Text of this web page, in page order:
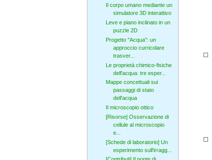
Il corpo umano mediante un
simulatore 3D interattivo
Leve e piano inclinato in un
puzzle 2D
Progetto "Acqua": un
approccio curricolare
trasver...
Le proprietà chimico-fisiche
dell'acqua: tre esper...
Mappe concettuali sui
passaggi di stato
dell'acqua
Il microscopio ottico
[Risorse] Osservazione di
cellule al microscopio
e...
[Schede di laboratorio] Un
esperimento sull'irragg...